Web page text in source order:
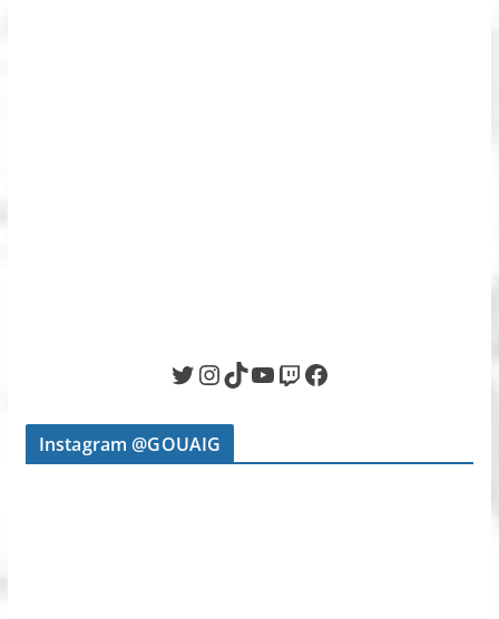
Twitter InstagramTikTok YouTube Twitch Facebook
Instagram @GOUAIG